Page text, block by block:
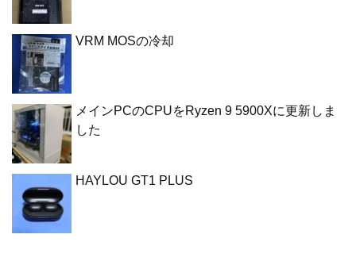
VRM MOSの冷却
メインPCのCPUをRyzen 9 5900Xに更新しま
した
HAYLOU GT1 PLUS